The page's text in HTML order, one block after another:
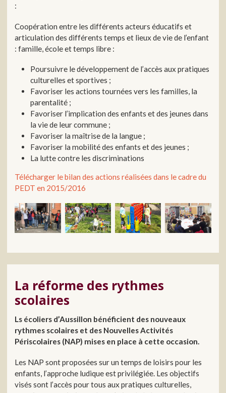
:
Coopération entre les différents acteurs éducatifs et
articulation des différents temps et lieux de vie de l’enfant
: famille, école et temps libre :
Poursuivre le développement de l’accès aux pratiques
culturelles et sportives ;
Favoriser les actions tournées vers les familles, la
parentalité ;
Favoriser l’implication des enfants et des jeunes dans
la vie de leur commune ;
Favoriser la maîtrise de la langue ;
Favoriser la mobilité des enfants et des jeunes ;
La lutte contre les discriminations
Télécharger le bilan des actions réalisées dans le cadre du
PEDT en 2015/2016
La réforme des rythmes
scolaires
Ls écoliers d’Aussillon bénéficient des nouveaux
rythmes scolaires et des Nouvelles Activités
Périscolaires (NAP) mises en place à cette occasion.
Les NAP sont proposées sur un temps de loisirs pour les
enfants, l’approche ludique est privilégiée. Les objectifs
visés sont l’accès pour tous aux pratiques culturelles,